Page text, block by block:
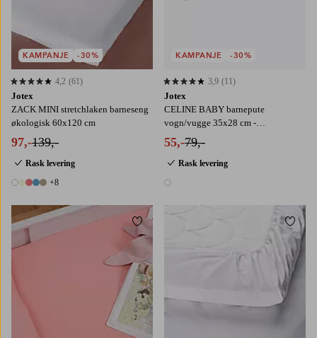
Jotex
ZACK MINI stretchlaken barneseng
økologisk 60x120 cm
97,-139,-
Rask levering
13 farger
+8
4,2 basert på 61 karaktergivninger
4,2 (61)
KAMPANJE -30%
Jotex
CELINE BABY barnepute
vogn/vugge 35x28 cm -
økologisk/gjenvunnet
55,-79,-
Rask levering
1 farge
3,9 basert på 11 karaktergivninger
3,9 (11)
KAMPANJE -30%
Legg til favoritter